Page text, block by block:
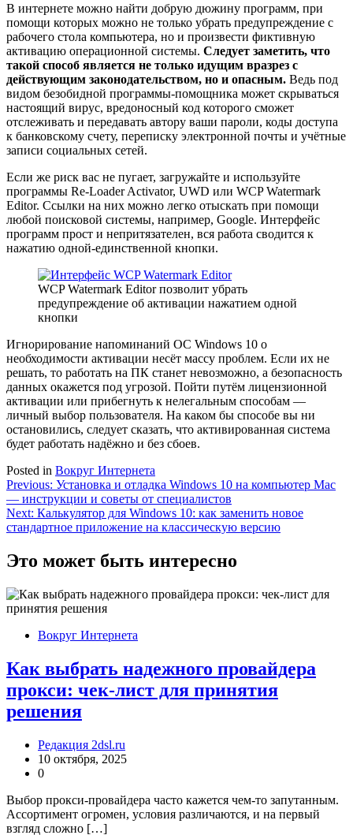
В интернете можно найти добрую дюжину программ, при
помощи которых можно не только убрать предупреждение с
рабочего стола компьютера, но и произвести фиктивную
активацию операционной системы. Следует заметить, что
такой способ является не только идущим вразрез с
действующим законодательством, но и опасным. Ведь под
видом безобидной программы-помощника может скрываться
настоящий вирус, вредоносный код которого сможет
отслеживать и передавать автору ваши пароли, коды доступа
к банковскому счету, переписку электронной почты и учётные
записи социальных сетей.
Если же риск вас не пугает, загружайте и используйте
программы Re-Loader Activator, UWD или WCP Watermark
Editor. Ссылки на них можно легко отыскать при помощи
любой поисковой системы, например, Google. Интерфейс
программ прост и непритязателен, вся работа сводится к
нажатию одной-единственной кнопки.
WCP Watermark Editor позволит убрать
предупреждение об активации нажатием одной
кнопки
Игнорирование напоминаний ОС Windows 10 о
необходимости активации несёт массу проблем. Если их не
решать, то работать на ПК станет невозможно, а безопасность
данных окажется под угрозой. Пойти путём лицензионной
активации или прибегнуть к нелегальным способам —
личный выбор пользователя. На каком бы способе вы ни
остановились, следует сказать, что активированная система
будет работать надёжно и без сбоев.
Posted in Вокруг Интернета
Навигация
по
записям
Previous: Установка и отладка Windows 10 на компьютер Mac
— инструкции и советы от специалистов
Next: Калькулятор для Windows 10: как заменить новое
стандартное приложение на классическую версию
Это может быть интересно
Вокруг Интернета
Как выбрать надежного провайдера
прокси: чек-лист для принятия
решения
Редакция 2dsl.ru
10 октября, 2025
0
Выбор прокси-провайдера часто кажется чем-то запутанным.
Ассортимент огромен, условия различаются, и на первый
взгляд сложно […]